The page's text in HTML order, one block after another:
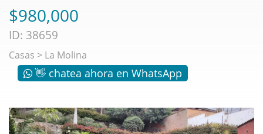
$980,000
ID: 38659
Casas > La Molina
👋 chatea ahora en WhatsApp